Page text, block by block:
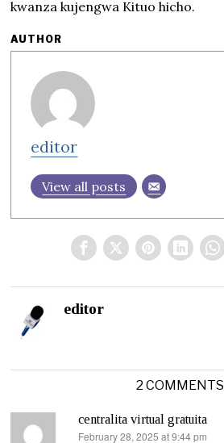
kwanza kujengwa Kituo hicho.
AUTHOR
editor
View all posts
editor
2 COMMENTS
centralita virtual gratuita
says:
February 28, 2025 at 9:44 pm